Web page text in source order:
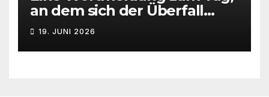
an dem sich der Überfall
Deutschlands auf die UdSSR
1941 zum 85. Male jährt
19. JUNI 2026